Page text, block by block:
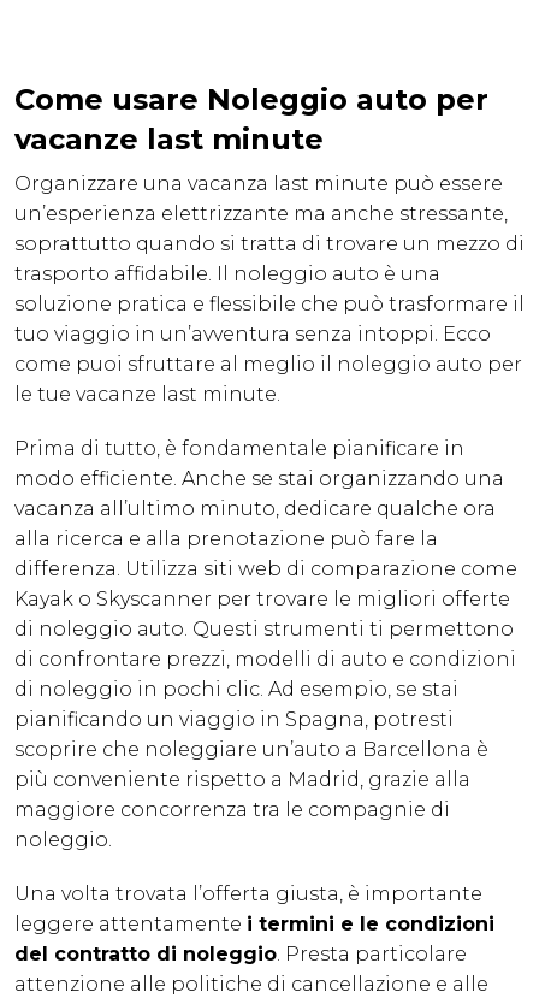
Come usare Noleggio auto per
vacanze last minute
Organizzare una vacanza last minute può essere
un’esperienza elettrizzante ma anche stressante,
soprattutto quando si tratta di trovare un mezzo di
trasporto affidabile. Il noleggio auto è una
soluzione pratica e flessibile che può trasformare il
tuo viaggio in un’avventura senza intoppi. Ecco
come puoi sfruttare al meglio il noleggio auto per
le tue vacanze last minute.
Prima di tutto, è fondamentale pianificare in
modo efficiente. Anche se stai organizzando una
vacanza all’ultimo minuto, dedicare qualche ora
alla ricerca e alla prenotazione può fare la
differenza. Utilizza siti web di comparazione come
Kayak o Skyscanner per trovare le migliori offerte
di noleggio auto. Questi strumenti ti permettono
di confrontare prezzi, modelli di auto e condizioni
di noleggio in pochi clic. Ad esempio, se stai
pianificando un viaggio in Spagna, potresti
scoprire che noleggiare un’auto a Barcellona è
più conveniente rispetto a Madrid, grazie alla
maggiore concorrenza tra le compagnie di
noleggio.
Una volta trovata l’offerta giusta, è importante
leggere attentamente i termini e le condizioni
del contratto di noleggio. Presta particolare
attenzione alle politiche di cancellazione e alle